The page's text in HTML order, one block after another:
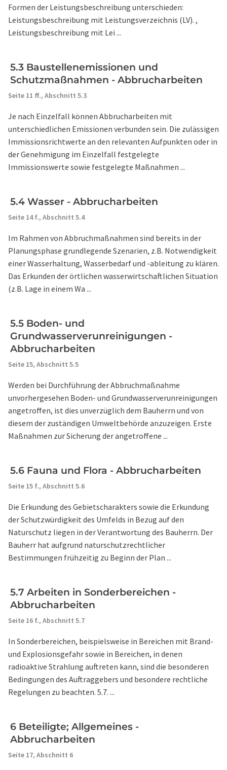
Formen der Leistungsbeschreibung unterschieden:
Leistungsbeschreibung mit Leistungsverzeichnis (LV). ,
Leistungsbeschreibung mit Lei ...
5.3 Baustellenemissionen und
Schutzmaßnahmen - Abbrucharbeiten
Seite 11 ff., Abschnitt 5.3
Je nach Einzelfall können Abbrucharbeiten mit
unterschiedlichen Emissionen verbunden sein. Die zulässigen
Immissionsrichtwerte an den relevanten Aufpunkten oder in
der Genehmigung im Einzelfall festgelegte
Immissionswerte sowie festgelegte Maßnahmen ...
5.4 Wasser - Abbrucharbeiten
Seite 14 f., Abschnitt 5.4
Im Rahmen von Abbruchmaßnahmen sind bereits in der
Planungsphase grundlegende Szenarien, z.B. Notwendigkeit
einer Wasserhaltung, Wasserbedarf und -ableitung zu klären.
Das Erkunden der örtlichen wasserwirtschaftlichen Situation
(z.B. Lage in einem Wa ...
5.5 Boden- und
Grundwasserverunreinigungen -
Abbrucharbeiten
Seite 15, Abschnitt 5.5
Werden bei Durchführung der Abbruchmaßnahme
unvorhergesehen Boden- und Grundwasserverunreinigungen
angetroffen, ist dies unverzüglich dem Bauherrn und von
diesem der zuständigen Umweltbehörde anzuzeigen. Erste
Maßnahmen zur Sicherung der angetroffene ...
5.6 Fauna und Flora - Abbrucharbeiten
Seite 15 f., Abschnitt 5.6
Die Erkundung des Gebietscharakters sowie die Erkundung
der Schutzwürdigkeit des Umfelds in Bezug auf den
Naturschutz liegen in der Verantwortung des Bauherrn. Der
Bauherr hat aufgrund naturschutzrechtlicher
Bestimmungen frühzeitig zu Beginn der Plan ...
5.7 Arbeiten in Sonderbereichen -
Abbrucharbeiten
Seite 16 f., Abschnitt 5.7
In Sonderbereichen, beispielsweise in Bereichen mit Brand-
und Explosionsgefahr sowie in Bereichen, in denen
radioaktive Strahlung auftreten kann, sind die besonderen
Bedingungen des Auftraggebers und besondere rechtliche
Regelungen zu beachten. 5.7. ...
6 Beteiligte; Allgemeines -
Abbrucharbeiten
Seite 17, Abschnitt 6